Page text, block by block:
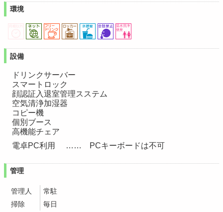
環境
設備
ドリンクサーバー
スマートロック
顔認証入退室管理スステム
空気清浄加湿器
コピー機
個別ブース
高機能チェア
電卓PC利用
PCキーボードは不可
管理
管理人
常駐
掃除
毎日